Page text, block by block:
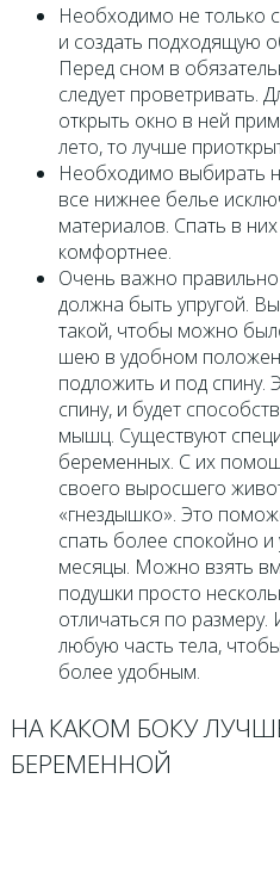
Необходимо не только
и создать подходящую
Перед сном в
следует проветривать.
открыть окно в ней
лето, то лучше
Необходимо выбирать
все нижнее белье
материалов. Спать в
комфортнее.
Очень важно
должна быть упругой.
такой, чтобы можно
шею в удобном
подложить и под спину.
спину, и будет
мышц. Существуют
беременных. С их
своего выросшего
«гнездышко». Это
спать более спокойно
месяцы. Можно взять
подушки просто
отличаться по
любую часть тела,
более удобным.
НА КАКОМ БОКУ
БЕРЕМЕННОЙ